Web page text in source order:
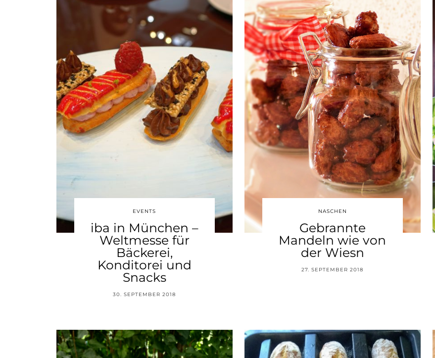
EVENTS
iba in München –
Weltmesse für
Bäckerei,
Konditorei und
Snacks
30. SEPTEMBER 2018
NASCHEN
Gebrannte
Mandeln wie von
der Wiesn
27. SEPTEMBER 2018